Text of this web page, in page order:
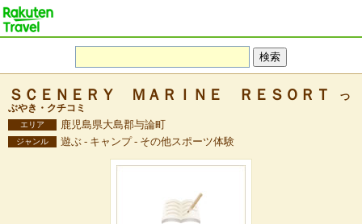
ＳＣＥＮＥＲＹ ＭＡＲＩＮＥ ＲＥＳＯＲＴ
つ
ぶやき・クチコミ
エリア 鹿児島県大島郡与論町
ジャンル 遊ぶ - キャンプ - その他スポーツ体験